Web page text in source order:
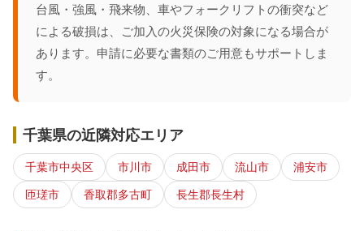
台風・強風・飛来物、車やフォークリフトの衝突など
による破損は、ご加入の火災保険の対象になる場合が
あります。申請に必要な書類のご用意もサポートしま
す。
千葉県の近隣対応エリア
千葉市中央区 市川市 成田市 流山市
浦安市
匝瑳市
香取郡多古町 長生郡長生村